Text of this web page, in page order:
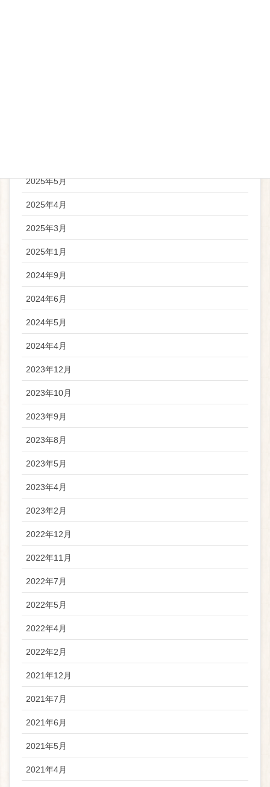
2025年5月
2025年4月
2025年3月
2025年1月
2024年9月
2024年6月
2024年5月
2024年4月
2023年12月
2023年10月
2023年9月
2023年8月
2023年5月
2023年4月
2023年2月
2022年12月
2022年11月
2022年7月
2022年5月
2022年4月
2022年2月
2021年12月
2021年7月
2021年6月
2021年5月
2021年4月